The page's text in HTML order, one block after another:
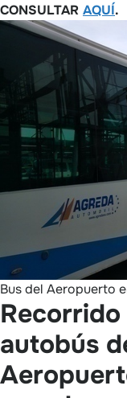
CONSULTAR AQUÍ.
Bus del Aeropuerto
autobús